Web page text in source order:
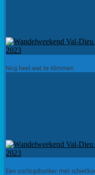
Nog heel wat te klimmen
Een oorlogsbunker met